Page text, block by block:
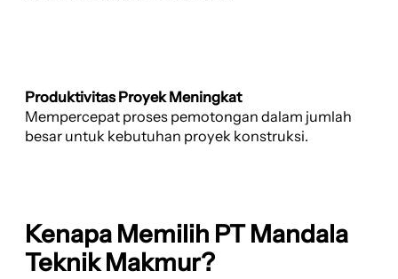
Produktivitas Proyek Meningkat
Mempercepat proses pemotongan dalam jumlah
besar untuk kebutuhan proyek konstruksi.
Kenapa Memilih PT Mandala
Teknik Makmur?